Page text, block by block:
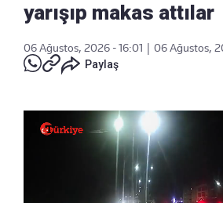
yarışıp makas attılar
06 Ağustos, 2026 - 16:01
06 Ağustos,
Paylaş